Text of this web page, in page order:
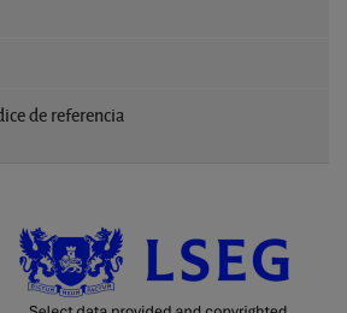
de referencia